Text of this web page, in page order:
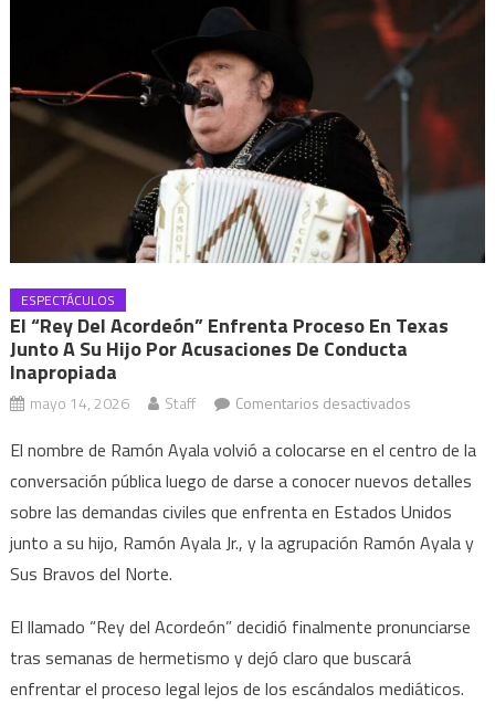
ESPECTÁCULOS
El “Rey Del Acordeón” Enfrenta Proceso En Texas
Junto A Su Hijo Por Acusaciones De Conducta
Inapropiada
mayo 14, 2026 Staff Comentarios desactivadosen
“Rey
del
Acordeón”
enfrenta
Texas
junto
a
El nombre de Ramón Ayala volvió a colocarse en el centro de la
conversación pública luego de darse a conocer nuevos detalles
sobre las demandas civiles que enfrenta en Estados Unidos
junto a su hijo, Ramón Ayala Jr., y la agrupación Ramón Ayala y
Sus Bravos del Norte.
El llamado “Rey del Acordeón” decidió finalmente pronunciarse
tras semanas de hermetismo y dejó claro que buscará
enfrentar el proceso legal lejos de los escándalos mediáticos.